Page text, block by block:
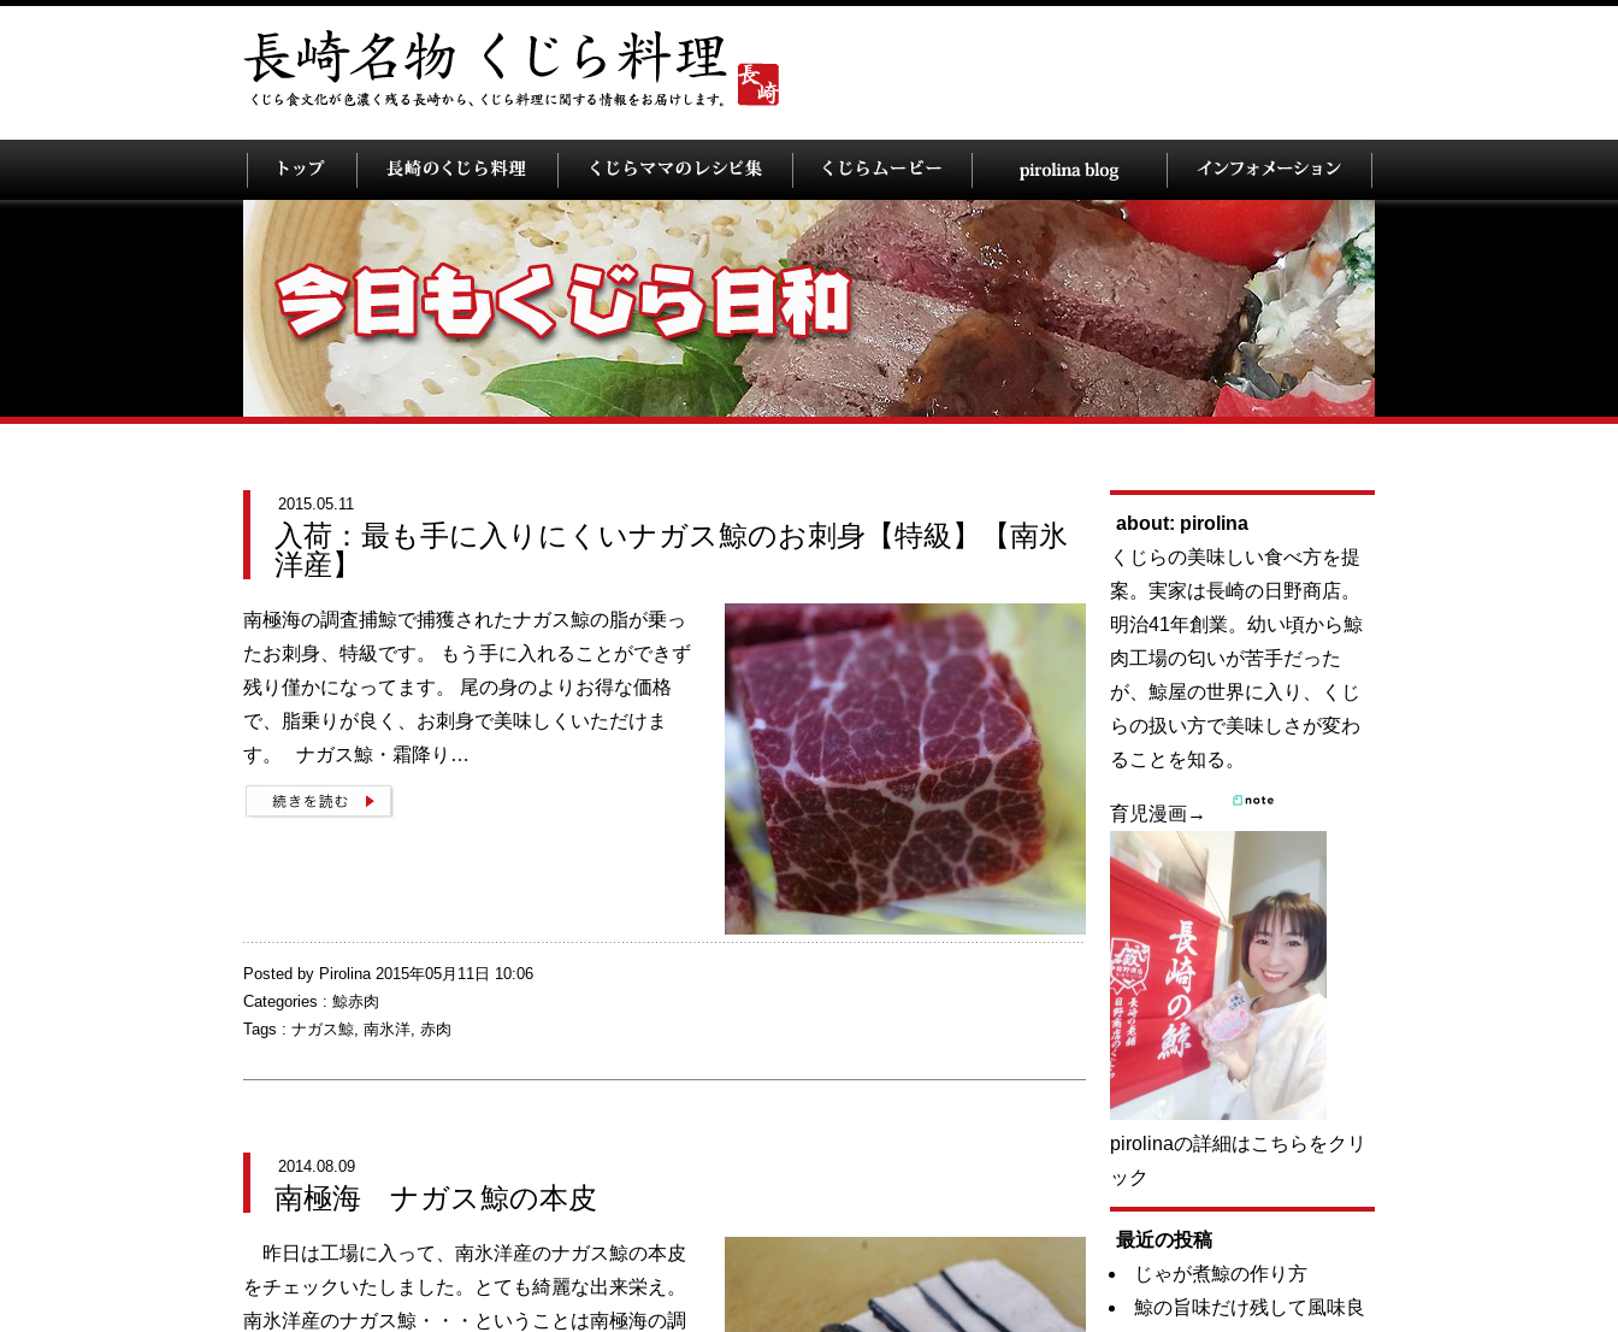
2015.05.11
入荷：最も手に入りにくいナガス鯨のお刺身【特級】【南氷
洋産】
南極海の調査捕鯨で捕獲されたナガス鯨の脂が乗っ
たお刺身、特級です。 もう手に入れることができず
残り僅かになってます。 尾の身のよりお得な価格
で、脂乗りが良く、お刺身で美味しくいただけま
す。 ナガス鯨・霜降り…
Posted by Pirolina 2015年05月11日 10:06
Categories : 鯨赤肉
Tags : ナガス鯨, 南氷洋, 赤肉
2014.08.09
南極海 ナガス鯨の本皮
昨日は工場に入って、南氷洋産のナガス鯨の本皮
をチェックいたしました。とても綺麗な出来栄え。
南氷洋産のナガス鯨・・・ということは南極海の調
about: pirolina
くじらの美味しい食べ方を提
案。実家は長崎の日野商店。
明治41年創業。幼い頃から鯨
肉工場の匂いが苦手だった
が、鯨屋の世界に入り、くじ
らの扱い方で美味しさが変わ
ることを知る。
育児漫画→
pirolinaの詳細はこちらをクリ
ック
最近の投稿
じゃが煮鯨の作り方
鯨の旨味だけ残して風味良